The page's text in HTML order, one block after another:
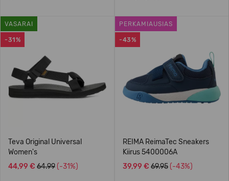
-31%
VASARAI
Teva Original Universal
Women's
44,99 € 64.99 (-31%)
-43%
PERKAMIAUSIAS
REIMA ReimaTec Sneakers
Kiirus 5400006A
39,99 € 69.95 (-43%)